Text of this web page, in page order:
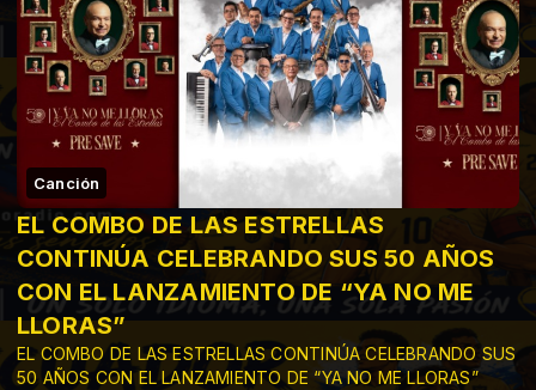
Canción
EL COMBO DE LAS ESTRELLAS
CONTINÚA CELEBRANDO SUS 50 AÑOS
CON EL LANZAMIENTO DE “YA NO ME
LLORAS”
EL COMBO DE LAS ESTRELLAS CONTINÚA CELEBRANDO SUS
50 AÑOS CON EL LANZAMIENTO DE “YA NO ME LLORAS”